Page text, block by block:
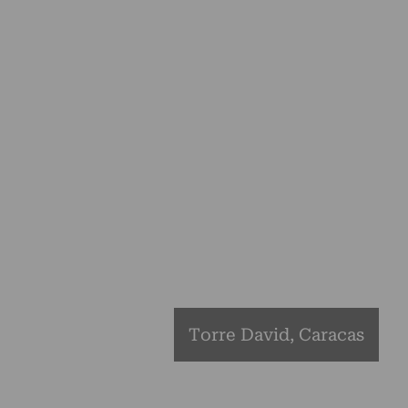
Torre David, Caracas